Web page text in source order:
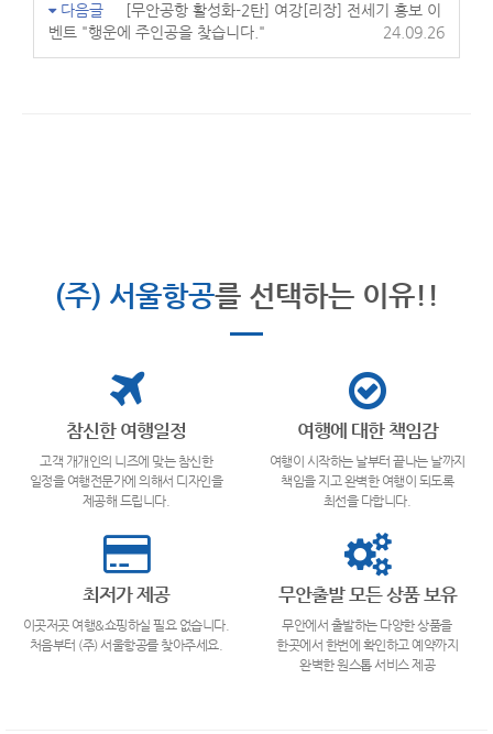
다음글
[무안공항 활성화-2탄] 여강[리장] 전세기 홍보 이
벤트 "행운에 주인공을 찾습니다."
24.09.26
(주) 서울항공를 선택하는 이유!!
참신한 여행일정
고객 개개인의 니즈에 맞는 참신한
일정을 여행전문가에 의해서 디자인을
제공해 드립니다.
여행에 대한 책임감
여행이 시작하는 날부터 끝나는 날까지
책임을 지고 완벽한 여행이 되도록
최선을 다합니다.
최저가 제공
이곳저곳 여행&쇼핑하실 필요 없습니다.
처음부터 (주) 서울항공를 찾아주세요.
무안출발 모든 상품 보유
무안에서 출발하는 다양한 상품을
한곳에서 한번에 확인하고 예약까지
완벽한 원스톱 서비스 제공